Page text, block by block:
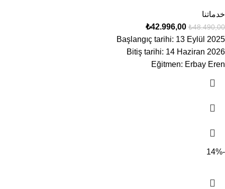
خدماتنا
₺48.490,00
₺42.996,00
Başlangıç tarihi: 13 Eylül 2025
Bitiş tarihi: 14 Haziran 2026
Eğitmen: Erbay Eren
-14%